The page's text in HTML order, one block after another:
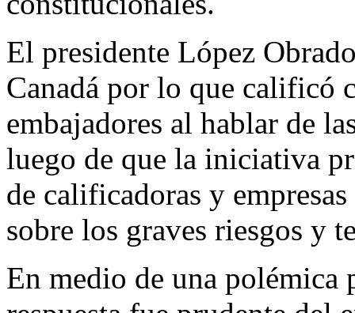
El presidente López
Canadá por lo que calificó
embajadores al hablar de
luego de que la iniciativa
de calificadoras y
sobre los graves riesgos y
En medio de una polémica